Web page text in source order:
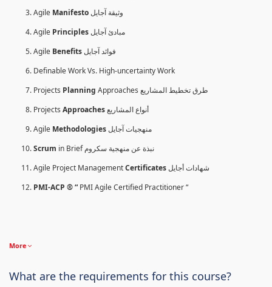
Agile Manifestoوثيقة آجايل
Agile Principlesمبادئ آجايل
Agile Benefitsفوائد آجايل
Definable Work Vs. High-uncertainty Work
Projects Planning
Approaches طرق تخطيط المشاريع
Projects Approachesأنواع المشاريع
Agile Methodologiesمنهجيات آجايل
Scrum
in Brief نبذة عن منهجية سكروم
Agile Project ManagementCertificatesشهادات أجايل
PMI-ACP ® “ PMI Agile Certified Practitioner “
More
What are the requirements for this course?